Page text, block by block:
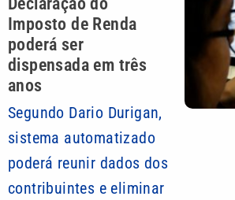
Imposto de Renda
poderá ser
dispensada em três
anos
Segundo Dario Durigan,
sistema automatizado
poderá reunir dados dos
contribuintes e eliminar